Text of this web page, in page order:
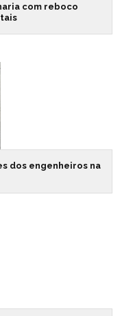
com reboco
dos engenheiros na